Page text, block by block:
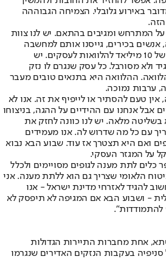
באירוע גלובלי. הצמיחה הגבוההה
המתרחש ומגיבים בהתאם. יש לנו צוות
אנשים בכירים, גייסנו אותם למחשבה
נוספת, לרעיונות. הקמנו קרן של 10 מיליאד להלוואות לעסקים. יש
ולא מסורבל. כל עסק שנגרם לו נזק
ההלוואה היא בתנאים טובים מעבר
ערבות נמוכה.
טעם להסתיר או לייפיף את זה. אנו לא
אבל אנחנו עם ההידיים על ההגה, בניצוחו
מלאה. יש לנו כוונה לחזק את
עם כל מה שדרוש לה. אנו מעמידים
ואם היא תצטרך אז עוד. שבוע הבא נבוא
על המגזר העסקי.
כלים לתת מענה לגופים מסויימים ולכלל
הלאומי שצריך גם הוא ללתת מענה. אני
להגיד לאזרחי מדינת ישראל - אנו
- ושבוע הבא אם המגיפה לא תיפסק לא
להתמודדות".
אחת מחברות התיירות הגדולות
בעקבות הנזקים האדירים שנגרמו